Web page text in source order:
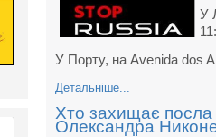
У
У Порту, на Avenida dos
Детальніше...
Хто захищає посла
Олександра